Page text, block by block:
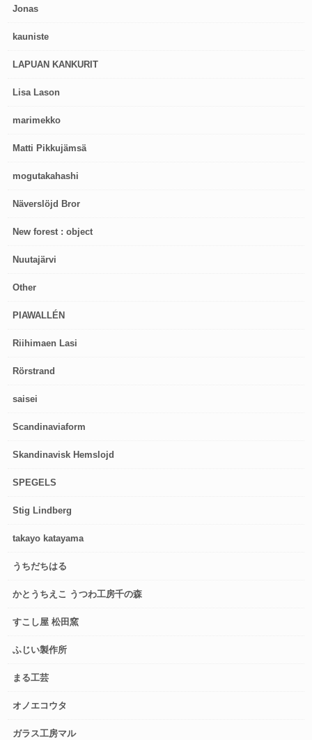
Jonas
kauniste
LAPUAN KANKURIT
Lisa Lason
marimekko
Matti Pikkujämsä
mogutakahashi
Näverslöjd Bror
New forest : object
Nuutajärvi
Other
PIAWALLÉN
Riihimaen Lasi
Rörstrand
saisei
Scandinaviaform
Skandinavisk Hemslojd
SPEGELS
Stig Lindberg
takayo katayama
うちだちはる
かとうちえこ うつわ工房千の森
すこし屋 松田窯
ふじい製作所
まる工芸
オノエコウタ
ガラス工房マル